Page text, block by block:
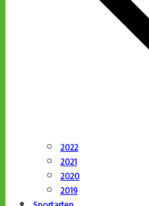
2022
2021
2020
2019